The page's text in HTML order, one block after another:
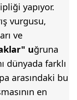
yapıyor.
vurgusu,
ve
uğruna
dünyada farklı
arasındaki bu
en